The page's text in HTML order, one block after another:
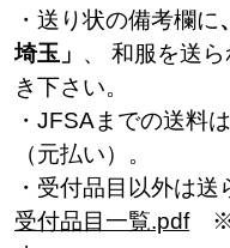
・送り状の備考欄に
埼玉」 、 和服を送ら
き下さい。
・JFSAまでの送料
（元払い）。
・受付品目以外は送
受付品目一覧.pdf※